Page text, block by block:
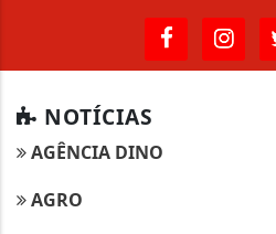
NOTÍCIAS
AGÊNCIA DINO
AGRO